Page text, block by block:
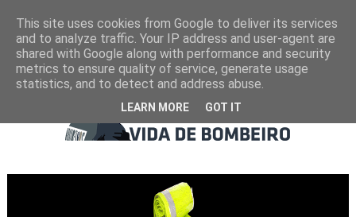
This site uses cookies from Google to deliver its services
and to analyze traffic. Your IP address and user-agent are
shared with Google along with performance and security
metrics to ensure quality of service, generate usage
statistics, and to detect and address abuse.
LEARN MORE GOT IT